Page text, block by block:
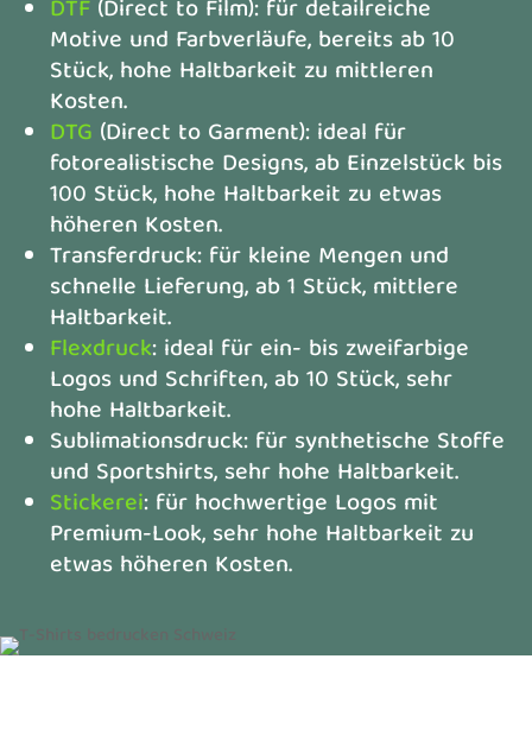
DTF (Direct to Film): für detailreiche
Motive und Farbverläufe, bereits ab 10
Stück, hohe Haltbarkeit zu mittleren
Kosten.
DTG (Direct to Garment): ideal für
fotorealistische Designs, ab Einzelstück bis
100 Stück, hohe Haltbarkeit zu etwas
höheren Kosten.
Transferdruck: für kleine Mengen und
schnelle Lieferung, ab 1 Stück, mittlere
Haltbarkeit.
Flexdruck: ideal für ein- bis zweifarbige
Logos und Schriften, ab 10 Stück, sehr
hohe Haltbarkeit.
Sublimationsdruck: für synthetische Stoffe
und Sportshirts, sehr hohe Haltbarkeit.
Stickerei: für hochwertige Logos mit
Premium-Look, sehr hohe Haltbarkeit zu
etwas höheren Kosten.